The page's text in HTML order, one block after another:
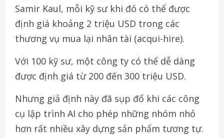
Samir Kaul, mỗi kỹ sư khi đó có thể được
định giá khoảng 2 triệu USD trong các
thương vụ mua lại nhân tài (acqui-hire).
Với 100 kỹ sư, một công ty có thể dễ dàng
được định giá từ 200 đến 300 triệu USD.
Nhưng giả định này đã sụp đổ khi các công
cụ lập trình AI cho phép những nhóm nhỏ
hơn rất nhiều xây dựng sản phẩm tương tự.